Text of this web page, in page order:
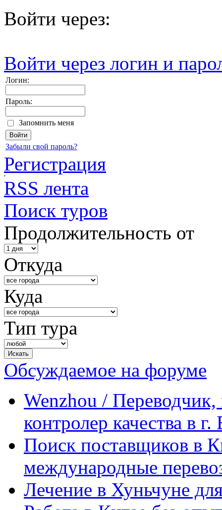
Войти через:
Войти через логин и
Логин:
Пароль:
Запомнить меня
Забыли свой пароль?
Регистрация
RSS лента
Поиск туров
Продолжительность от
Откуда
Куда
Тип тура
Обсуждаемое на форуме
Wenzhou / Переводчик,
контролер качества в
Поиск поставщиков в
международные
Лечение в Хуньчуне